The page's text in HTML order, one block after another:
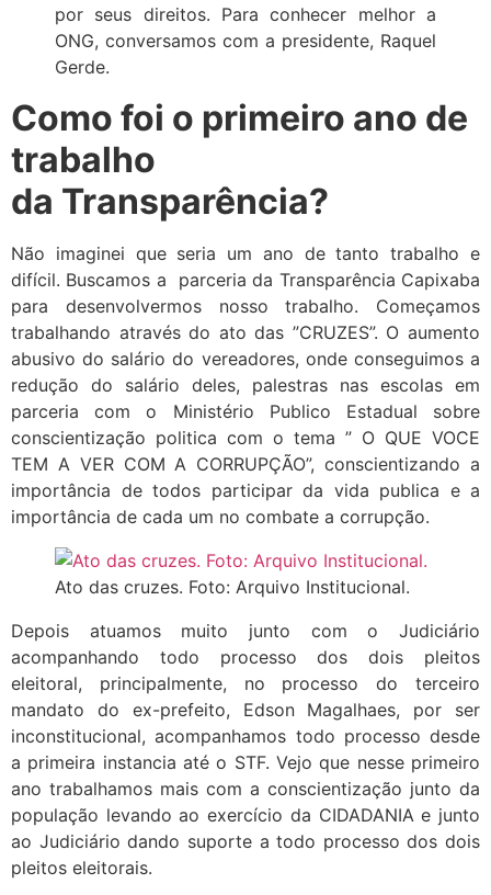
por seus direitos. Para conhecer melhor a
ONG, conversamos com a presidente, Raquel
Gerde.
Como foi o primeiro ano de
trabalho
da Transparência?
Não imaginei que seria um ano de tanto trabalho e
difícil. Buscamos a parceria da Transparência Capixaba
para desenvolvermos nosso trabalho. Começamos
trabalhando através do ato das ”CRUZES”. O aumento
abusivo do salário do vereadores, onde conseguimos a
redução do salário deles, palestras nas escolas em
parceria com o Ministério Publico Estadual sobre
conscientização politica com o tema ” O QUE VOCE
TEM A VER COM A CORRUPÇÃO”, conscientizando a
importância de todos participar da vida publica e a
importância de cada um no combate a corrupção.
Ato das cruzes. Foto: Arquivo Institucional.
Depois atuamos muito junto com o Judiciário
acompanhando todo processo dos dois pleitos
eleitoral, principalmente, no processo do terceiro
mandato do ex-prefeito, Edson Magalhaes, por ser
inconstitucional, acompanhamos todo processo desde
a primeira instancia até o STF. Vejo que nesse primeiro
ano trabalhamos mais com a conscientização junto da
população levando ao exercício da CIDADANIA e junto
ao Judiciário dando suporte a todo processo dos dois
pleitos eleitorais.